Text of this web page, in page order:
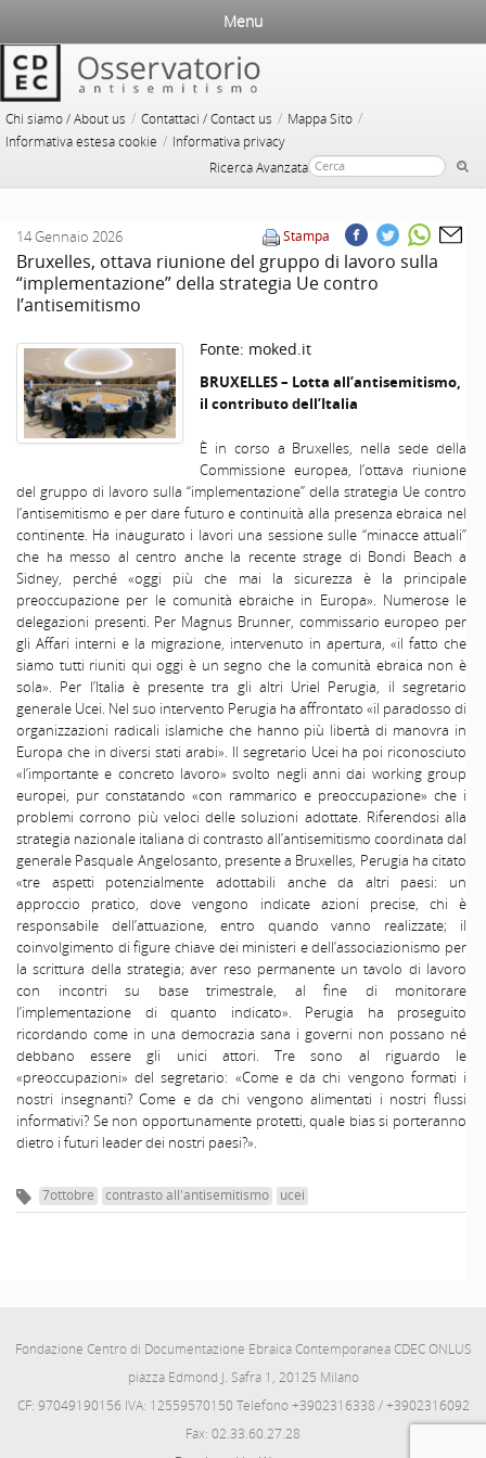
Chi siamo / About us / Contattaci / Contact us / Mappa Sito /
Informativa estesa cookie / Informativa privacy
Ricerca Avanzata
Menu
Stampa
14 Gennaio 2026
Bruxelles, ottava riunione del gruppo di lavoro sulla
“implementazione” della strategia Ue contro
l’antisemitismo
Fonte: moked.it
BRUXELLES– Lotta all’antisemitismo,
il contributo dell’Italia
È in corso a Bruxelles, nella sede della
Commissione europea, l’ottava riunione
del gruppo di lavoro sulla “implementazione” della strategia Ue contro
l’antisemitismo e per dare futuro e continuità alla presenza ebraica nel
continente. Ha inaugurato i lavori una sessione sulle “minacce attuali”
che ha messo al centro anche la recente strage di Bondi Beach a
Sidney, perché «oggi più che mai la sicurezza è la principale
preoccupazione per le comunità ebraiche in Europa». Numerose le
delegazioni presenti. Per Magnus Brunner, commissario europeo per
gli Affari interni e la migrazione, intervenuto in apertura, «il fatto che
siamo tutti riuniti qui oggi è un segno che la comunità ebraica non è
sola». Per l’Italia è presente tra gli altri Uriel Perugia, il segretario
generale Ucei. Nel suo intervento Perugia ha affrontato «il paradosso di
organizzazioni radicali islamiche che hanno più libertà di manovra in
Europa che in diversi stati arabi». Il segretario Ucei ha poi riconosciuto
«l’importante e concreto lavoro» svolto negli anni dai working group
europei, pur constatando «con rammarico e preoccupazione» che i
problemi corrono più veloci delle soluzioni adottate. Riferendosi alla
strategia nazionale italiana di contrasto all’antisemitismo coordinata dal
generale Pasquale Angelosanto, presente a Bruxelles, Perugia ha citato
«tre aspetti potenzialmente adottabili anche da altri paesi: un
approccio pratico, dove vengono indicate azioni precise, chi è
responsabile dell’attuazione, entro quando vanno realizzate; il
coinvolgimento di figure chiave dei ministeri e dell’associazionismo per
la scrittura della strategia; aver reso permanente un tavolo di lavoro
con incontri su base trimestrale, al fine di monitorare
l’implementazione di quanto indicato». Perugia ha proseguito
ricordando come in una democrazia sana i governi non possano né
debbano essere gli unici attori. Tre sono al riguardo le
«preoccupazioni» del segretario: «Come e da chi vengono formati i
nostri insegnanti? Come e da chi vengono alimentati i nostri flussi
informativi? Se non opportunamente protetti, quale bias si porteranno
dietro i futuri leader dei nostri paesi?».
7ottobre contrasto all'antisemitismo ucei
Fondazione Centro di Documentazione Ebraica Contemporanea CDEC ONLUS
piazza Edmond J. Safra 1, 20125 Milano
CF: 97049190156 IVA: 12559570150 Telefono +3902316338 / +3902316092
Fax: 02.33.60.27.28